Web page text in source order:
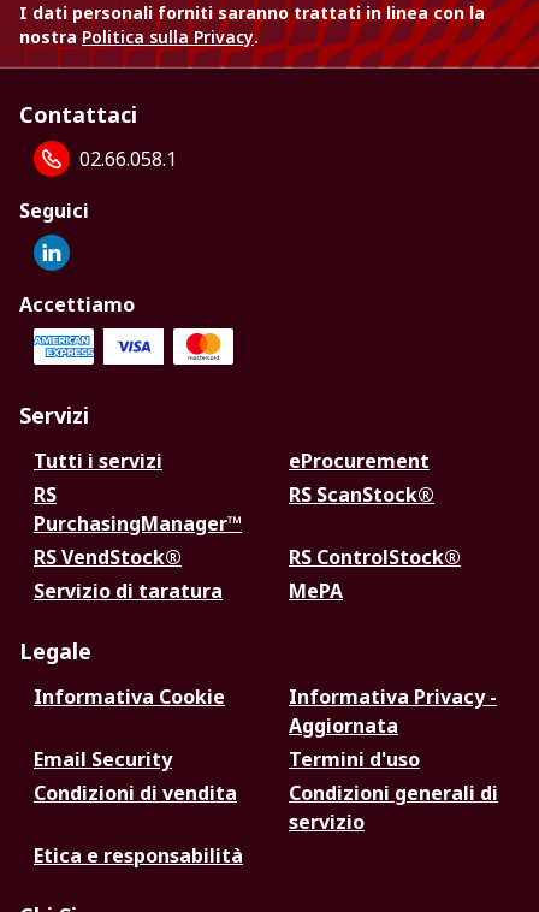
I dati personali forniti saranno trattati in linea con la
nostra Politica sulla Privacy.
Contattaci
02.66.058.1
Seguici
Accettiamo
Servizi
Tutti i servizi
eProcurement
RS
PurchasingManager™
RS ScanStock®
RS VendStock®
RS ControlStock®
Servizio di taratura
MePA
Legale
Informativa Cookie
Informativa Privacy -
Aggiornata
Email Security
Termini d'uso
Condizioni di vendita
Condizioni generali di
servizio
Etica e responsabilità